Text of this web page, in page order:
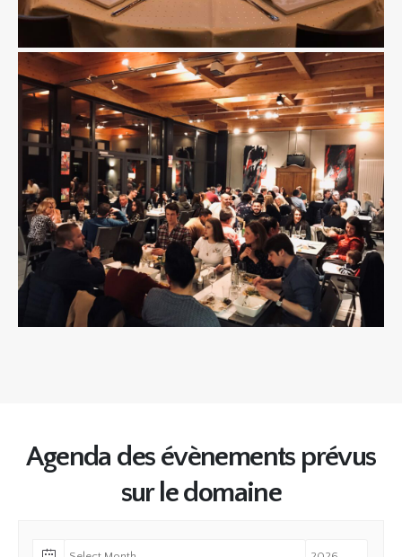
Agenda des évènements prévus
sur le domaine